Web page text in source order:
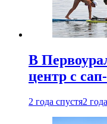
В
центр с
2 года спустя2